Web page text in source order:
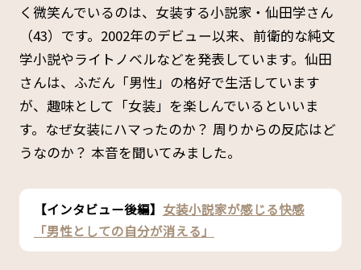
く微笑んでいるのは、女装する小説家・仙田学さん
（43）です。2002年のデビュー以来、前衛的な純文
学小説やライトノベルなどを発表しています。仙田
さんは、ふだん「男性」の格好で生活しています
が、趣味として「女装」を楽しんでいるといいま
す。なぜ女装にハマったのか？ 周りからの反応はど
うなのか？ 本音を聞いてみました。
【インタビュー後編】 女装小説家が感じる快感
「男性としての自分が消える」